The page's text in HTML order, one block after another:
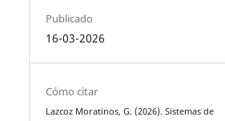
Publicado
16-03-2026
Cómo citar
Lazcoz Moratinos, G. (2026). Sistemas de